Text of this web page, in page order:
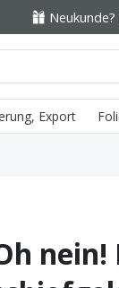
Export
nein!